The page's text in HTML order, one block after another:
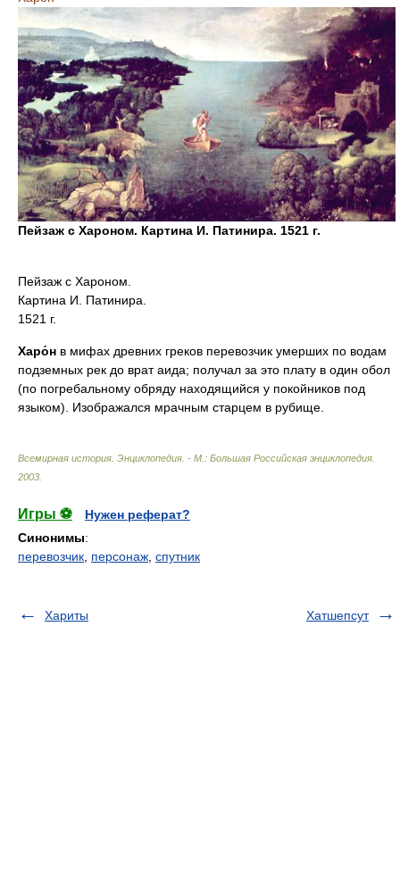
Пейзаж с Хароном. Картина И. Патинира. 1521 г.
Пейзаж с Хароном.
Картина И. Патинира.
1521 г.
Харо́н в мифах древних греков перевозчик умерших по водам
подземных рек до врат аида; получал за это плату в один обол
(по погребальному обряду находящийся у покойников под
языком). Изображался мрачным старцем в рубище.
Всемирная история. Энциклопедия. - М.: Большая Российская энциклопедия
2003
Игры ⚽
Нужен реферат?
Синонимы:
перевозчик персонаж спутник
Хариты Хатшепсут